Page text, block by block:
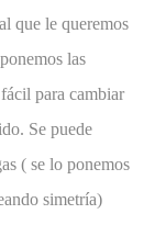
que le queremos
las
para cambiar
Se puede
( se lo ponemos
simetría)